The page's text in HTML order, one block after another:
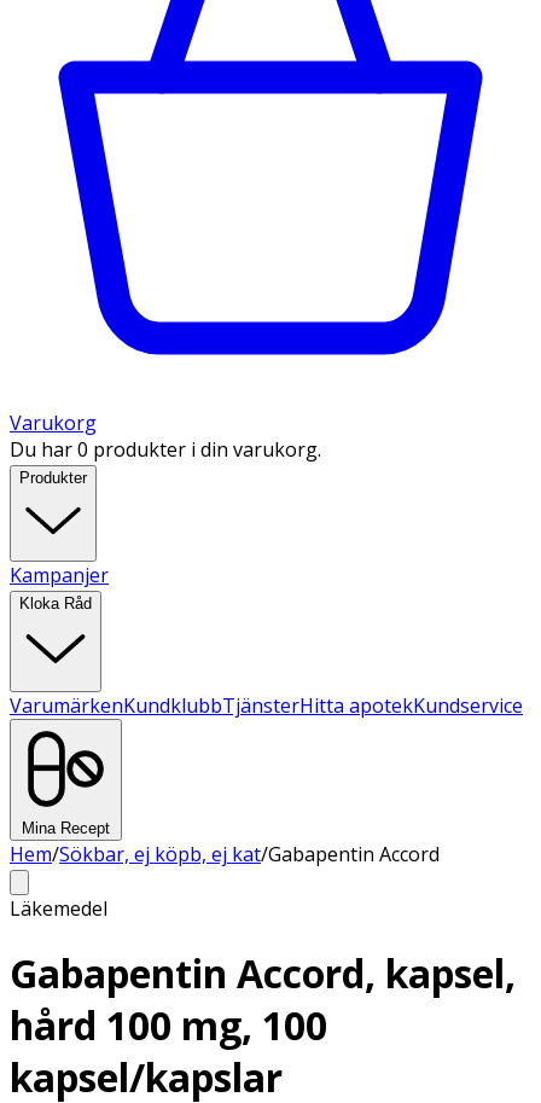
Varukorg
Du har 0 produkter i din varukorg.
Produkter
Kampanjer
Kloka Råd
VarumärkenKundklubbTjänsterHitta apotekKundservice
Mina Recept
Hem/Sökbar, ej köpb, ej kat/Gabapentin Accord
Läkemedel
Gabapentin Accord, kapsel,
hård 100 mg, 100
kapsel/kapslar